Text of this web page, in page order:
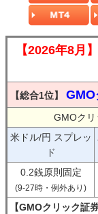
【2026年8月
【総合1位】 GMO
GMOクリ
米ドル/円 スプレッ
ド
0.2銭原則固定
(9-27時・例外あり)
【GMOクリック証